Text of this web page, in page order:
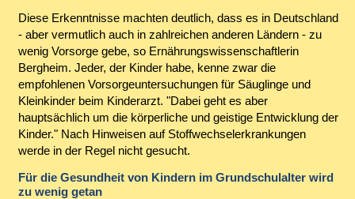
Diese Erkenntnisse machten deutlich, dass es in Deutschland
- aber vermutlich auch in zahlreichen anderen Ländern - zu
wenig Vorsorge gebe, so Ernährungswissenschaftlerin
Bergheim. Jeder, der Kinder habe, kenne zwar die
empfohlenen Vorsorgeuntersuchungen für Säuglinge und
Kleinkinder beim Kinderarzt. "Dabei geht es aber
hauptsächlich um die körperliche und geistige Entwicklung der
Kinder." Nach Hinweisen auf Stoffwechselerkrankungen
werde in der Regel nicht gesucht.
Für die Gesundheit von Kindern im Grundschulalter wird
zu wenig getan